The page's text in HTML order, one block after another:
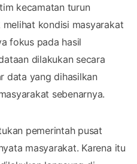
kecamatan turun
kondisi masyarakat
fokus pada hasil
dilakukan secara
data yang dihasilkan
sebenarnya.
pemerintah pusat
masyarakat. Karena itu